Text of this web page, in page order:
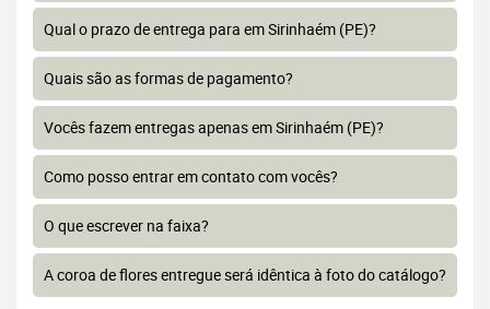
Qual o prazo de entrega para em Sirinhaém (PE)?
Quais são as formas de pagamento?
Vocês fazem entregas apenas em Sirinhaém (PE)?
Como posso entrar em contato com vocês?
O que escrever na faixa?
A coroa de flores entregue será idêntica à foto do catálogo?